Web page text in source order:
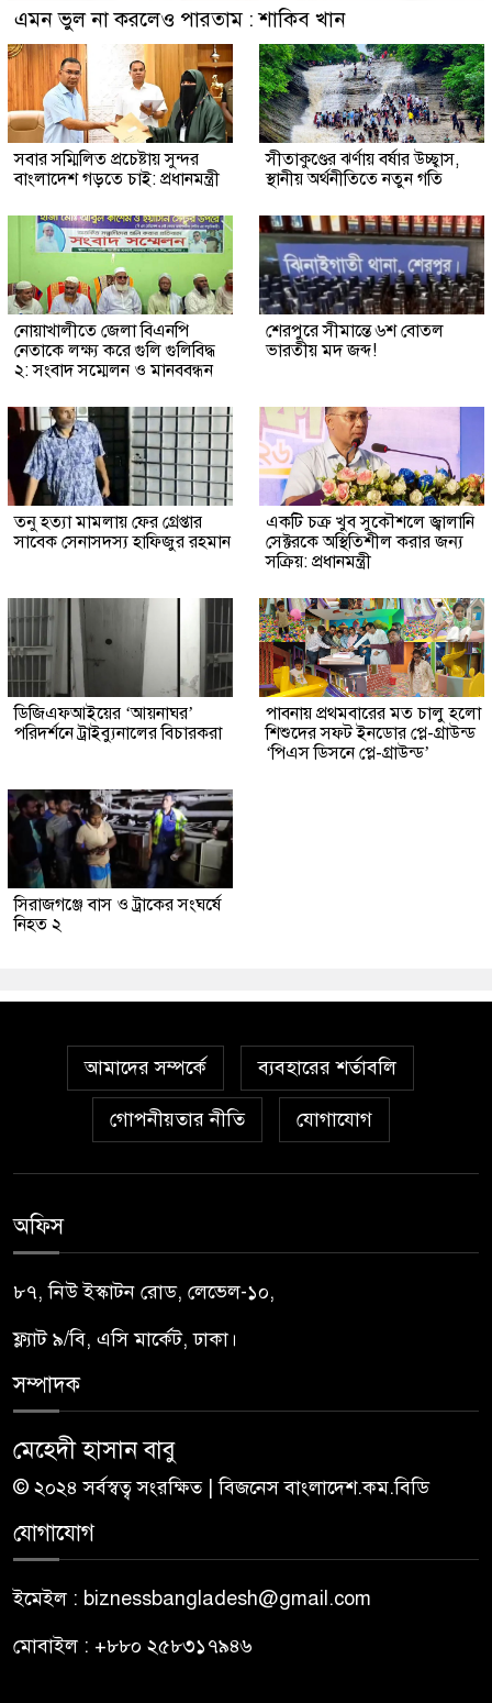
এমন ভুল না করলেও পারতাম : শাকিব খান
সবার সম্মিলিত প্রচেষ্টায় সুন্দর
বাংলাদেশ গড়তে চাই: প্রধানমন্ত্রী
সীতাকুণ্ডের ঝর্ণায় বর্ষার উচ্ছ্বাস,
স্থানীয় অর্থনীতিতে নতুন গতি
নোয়াখালীতে জেলা বিএনপি
নেতাকে লক্ষ্য করে গুলি গুলিবিদ্ধ
২: সংবাদ সম্মেলন ও মানববন্ধন
শেরপুরে সীমান্তে ৬শ বোতল
ভারতীয় মদ জব্দ!
তনু হত্যা মামলায় ফের গ্রেপ্তার
সাবেক সেনাসদস্য হাফিজুর রহমান
একটি চক্র খুব সুকৌশলে জ্বালানি
সেক্টরকে অস্থিতিশীল করার জন্য
সক্রিয়: প্রধানমন্ত্রী
ডিজিএফআইয়ের ‘আয়নাঘর’
পরিদর্শনে ট্রাইব্যুনালের বিচারকরা
পাবনায় প্রথমবারের মত চালু হলো
শিশুদের সফট ইনডোর প্লে-গ্রাউন্ড
‘পিএস ডিসনে প্লে-গ্রাউন্ড’
সিরাজগঞ্জে বাস ও ট্রাকের সংঘর্ষে
নিহত ২
আমাদের সম্পর্কে ব্যবহারের শর্তাবলি
গোপনীয়তার নীতি যোগাযোগ
অফিস
৮৭, নিউ ইস্কাটন রোড, লেভেল-১০,
ফ্ল্যাট ৯/বি, এসি মার্কেট, ঢাকা।
সম্পাদক
মেহেদী হাসান বাবু
© ২০২৪ সর্বস্বত্ব সংরক্ষিত | বিজনেস বাংলাদেশ.কম.বিডি
যোগাযোগ
ইমেইল : biznessbangladesh@gmail.com
মোবাইল : +৮৮০ ২৫৮৩১৭৯৪৬